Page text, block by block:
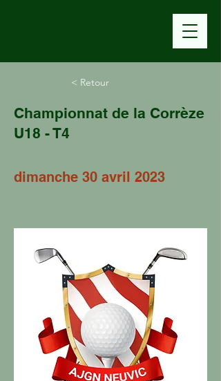
< Retour
Championnat de la Corrèze
U18 - T4
dimanche 30 avril 2023